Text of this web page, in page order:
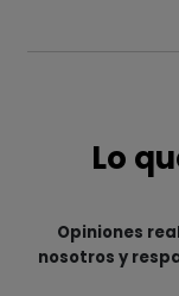
Lo
Opiniones
nosotros y